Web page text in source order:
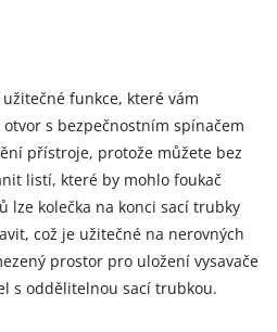
funkce, které vám
s bezpečnostním spínačem
přístroje, protože můžete bez
listí, které by mohlo foukač
lze kolečka na konci sací trubky
což je užitečné na nerovných
prostor pro uložení vysavače
s oddělitelnou sací trubkou.